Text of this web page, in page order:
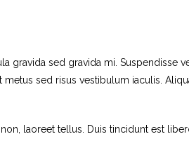
gravida sed gravida mi. Suspendisse
sed risus vestibulum iaculis.
laoreet tellus. Duis tincidunt est